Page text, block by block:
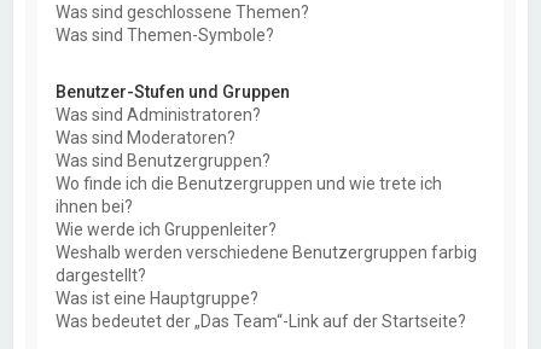
Was sind geschlossene Themen?
Was sind Themen-Symbole?
Benutzer-Stufen und Gruppen
Was sind Administratoren?
Was sind Moderatoren?
Was sind Benutzergruppen?
Wo finde ich die Benutzergruppen und wie trete ich
ihnen bei?
Wie werde ich Gruppenleiter?
Weshalb werden verschiedene Benutzergruppen farbig
dargestellt?
Was ist eine Hauptgruppe?
Was bedeutet der „Das Team“-Link auf der Startseite?